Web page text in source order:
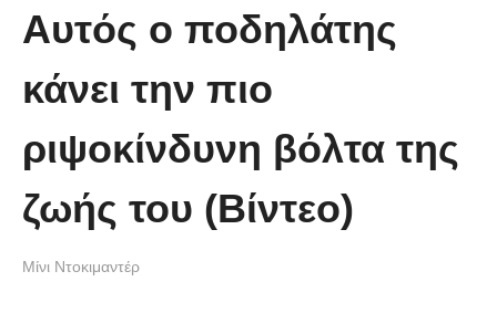
Άκολη: Η ελληνική παραλία με τα
βάθος
Αυτός ο ποδηλάτης
κάνει την πιο
ριψοκίνδυνη βόλτα της
ζωής του (Βίντεο)
Μίνι Ντοκιμαντέρ